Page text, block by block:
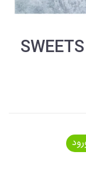
جا دستمالی فانتزی سری SWEETS